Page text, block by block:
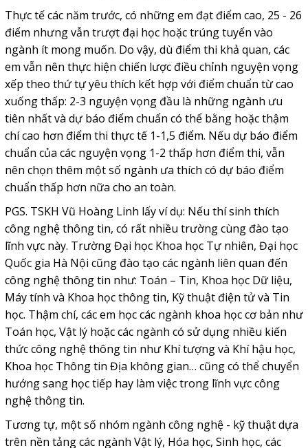
Thực tế các năm trước, có những em đạt điểm cao, 25 - 26
điểm nhưng vẫn trượt đại học hoặc trúng tuyển vào
ngành ít mong muốn. Do vậy, dù điểm thi khả quan, các
em vẫn nên thực hiện chiến lược điều chỉnh nguyện vọng
xếp theo thứ tự yêu thích kết hợp với điểm chuẩn từ cao
xuống thấp: 2-3 nguyện vọng đầu là những ngành ưu
tiên nhất và dự báo điểm chuẩn có thể bằng hoặc thậm
chí cao hơn điểm thi thực tế 1-1,5 điểm. Nếu dự báo điểm
chuẩn của các nguyện vọng 1-2 thấp hơn điểm thi, vẫn
nên chọn thêm một số ngành ưa thích có dự báo điểm
chuẩn thấp hơn nữa cho an toàn.
PGS. TSKH Vũ Hoàng Linh lấy ví dụ: Nếu thí sinh thích
công nghệ thông tin, có rất nhiều trường cùng đào tạo
lĩnh vực này. Trường Đại học Khoa học Tự nhiên, Đại học
Quốc gia Hà Nội cũng đào tạo các ngành liên quan đến
công nghệ thông tin như: Toán – Tin, Khoa học Dữ liệu,
Máy tính và Khoa học thông tin, Kỹ thuật điện tử và Tin
học. Thậm chí, các em học các ngành khoa học cơ bản như
Toán học, Vật lý hoặc các ngành có sử dụng nhiều kiến
thức công nghệ thông tin như Khí tượng và Khí hậu học,
Khoa học Thông tin Địa không gian… cũng có thể chuyển
hướng sang học tiếp hay làm việc trong lĩnh vực công
nghệ thông tin.
Tương tự, một số nhóm ngành công nghệ - kỹ thuật dựa
trên nền tảng các ngành Vật lý, Hóa học, Sinh học, các